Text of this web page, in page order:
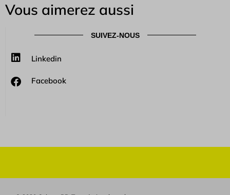
Vous aimerez aussi
SUIVEZ-NOUS
Linkedin
Facebook